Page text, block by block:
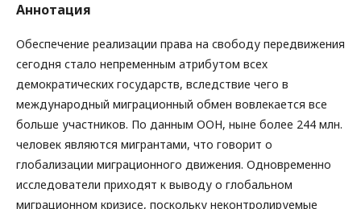
Аннотация
Обеспечение реализации права на свободу передвижения
сегодня стало непременным атрибутом всех
демократических государств, вследствие чего в
международный миграционный обмен вовлекается все
больше участников. По данным ООН, ныне более 244 млн.
человек являются мигрантами, что говорит о
глобализации миграционного движения. Одновременно
исследователи приходят к выводу о глобальном
миграционном кризисе, поскольку неконтролируемые